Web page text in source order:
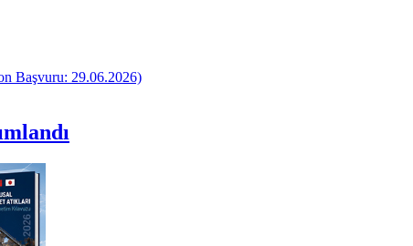
Başvuru: 29.06.2026)